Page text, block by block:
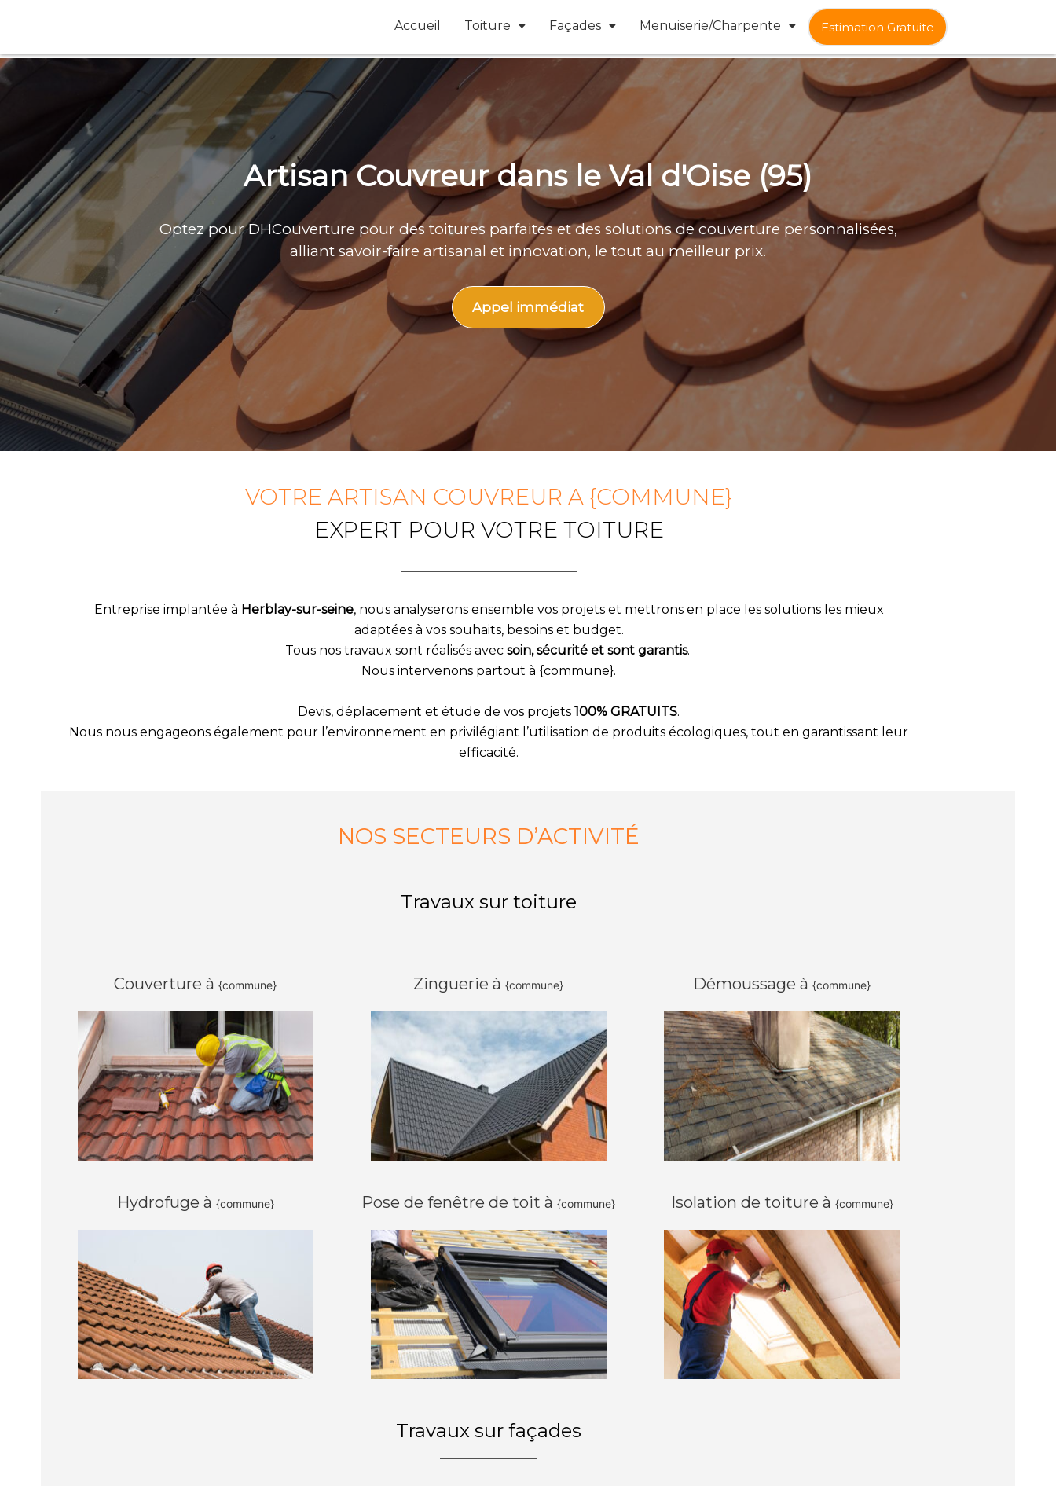
contenu
Accueil Toiture Façades Menuiserie/Charpente Estimation Gratuite
Artisan Couvreur dans le Val d'Oise (95)
Optez pour DHCouverture pour des toitures parfaites et des solutions de couverture personnalisées,
alliant savoir-faire artisanal et innovation, le tout au meilleur prix.
Appel immédiat
VOTRE ARTISAN COUVREUR A {COMMUNE}
EXPERT POUR VOTRE TOITURE
Entreprise implantée à Herblay-sur-seine, nous analyserons ensemble vos projets et mettrons en place les solutions les mieux
adaptées à vos souhaits, besoins et budget.
Tous nos travaux sont réalisés avec soin, sécurité et sont garantis.
Nous intervenons partout à {commune}.
Devis, déplacement et étude de vos projets 100% GRATUITS.
Nous nous engageons également pour l’environnement en privilégiant l’utilisation de produits écologiques, tout en garantissant leur
efficacité.
NOS SECTEURS D’ACTIVITÉ
Travaux sur toiture
Couverture à{commune} Zinguerie à{commune} Démoussage à{commune}
Hydrofuge à {commune} Pose de fenêtre de toit à{commune} Isolation de toiture à {commune}
Travaux sur façades